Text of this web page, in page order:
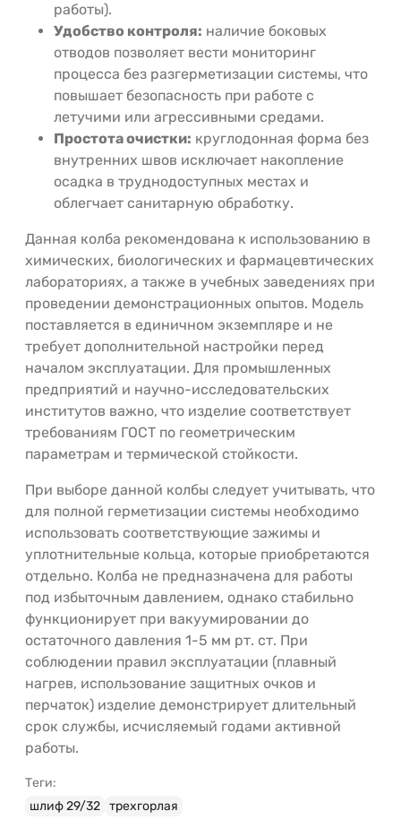
работы).
Удобство контроля: наличие боковых
отводов позволяет вести мониторинг
процесса без разгерметизации системы, что
повышает безопасность при работе с
летучими или агрессивными средами.
Простота очистки: круглодонная форма без
внутренних швов исключает накопление
осадка в труднодоступных местах и
облегчает санитарную обработку.
Данная колба рекомендована к использованию в
химических, биологических и фармацевтических
лабораториях, а также в учебных заведениях при
проведении демонстрационных опытов. Модель
поставляется в единичном экземпляре и не
требует дополнительной настройки перед
началом эксплуатации. Для промышленных
предприятий и научно-исследовательских
институтов важно, что изделие соответствует
требованиям ГОСТ по геометрическим
параметрам и термической стойкости.
При выборе данной колбы следует учитывать, что
для полной герметизации системы необходимо
использовать соответствующие зажимы и
уплотнительные кольца, которые приобретаются
отдельно. Колба не предназначена для работы
под избыточным давлением, однако стабильно
функционирует при вакуумировании до
остаточного давления 1-5 мм рт. ст. При
соблюдении правил эксплуатации (плавный
нагрев, использование защитных очков и
перчаток) изделие демонстрирует длительный
срок службы, исчисляемый годами активной
работы.
Теги:
шлиф 29/32 трехгорлая